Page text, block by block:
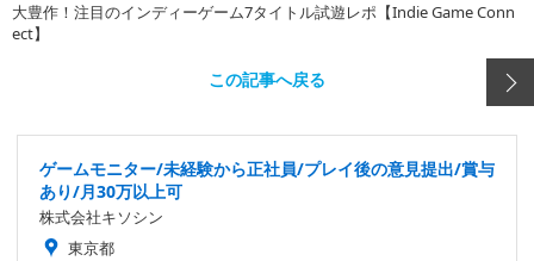
大豊作！注目のインディーゲーム7タイトル試遊レポ【Indie Game Conn
ect】
この記事へ戻る
ゲームモニター/未経験から正社員/プレイ後の意見提出/賞与
あり/月30万以上可
株式会社キソシン
東京都